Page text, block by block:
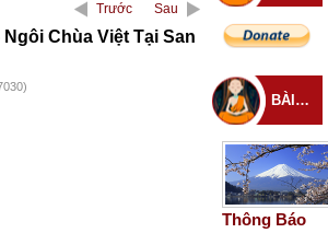
Trước Sau
Ngôi Chùa Việt Tại San
BÀI ĐĂNG MỚI
Thông Báo